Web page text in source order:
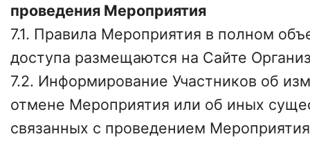
проведения Мероприятия
7.1. Правила Мероприятия в полном
доступа размещаются на Сайте
7.2. Информирование Участников об
отмене Мероприятия или об иных
связанных с проведением